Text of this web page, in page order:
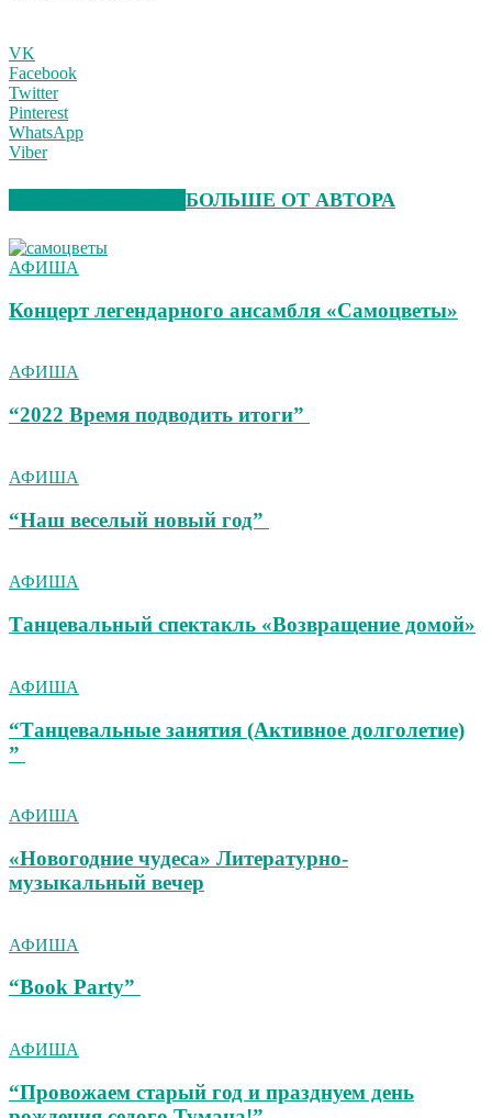
VK
Facebook
Twitter
Pinterest
WhatsApp
Viber
БОЛЬШЕ ОТ АВТОРА
АФИША
Концерт легендарного ансамбля «Самоцветы»
АФИША
“2022 Время подводить итоги”
АФИША
“Наш веселый новый год”
АФИША
Танцевальный спектакль «Возвращение домой»
АФИША
“Танцевальные занятия (Активное долголетие)
”
АФИША
«Новогодние чудеса» Литературно-
музыкальный вечер
АФИША
“Book Party”
АФИША
“Провожаем старый год и празднуем день